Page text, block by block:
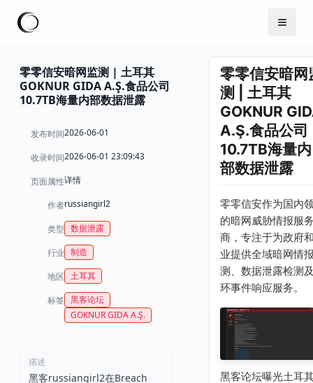
零零信安暗网监测 | 土耳其
GOKNUR GIDA A.Ş.食品公司
10.7TB海量内部数据泄露
发布时间2026-06-01
收录时间2026-06-01 23:09:43
页面属性详情
作者russiangirl2
类型 数据泄露
行业 制造
地区 土耳其
标签 黑客论坛
GOKNUR GIDA A.Ş.
描述
黑客russiangirl2在Breach
零零信安暗网
测 | 土耳其
GOKNUR
A.Ş.食品公司
10.7TB海量内
部数据泄露
零零信安作为国内
的暗网威胁情报服
商，专注于为政府
业提供全域暗网情
测、数据泄露检测
环事件响应服务。
黑客论坛曝光土耳